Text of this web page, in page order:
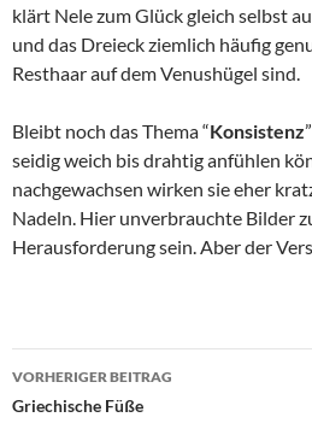
klärt Nele zum Glück gleich selbst
und das Dreieck ziemlich häufig
Resthaar auf dem Venushügel sind.
Bleibt noch das Thema “Konsistenz
seidig weich bis drahtig anfühlen
nachgewachsen wirken sie eher
Nadeln. Hier unverbrauchte Bilder
Herausforderung sein. Aber der
Beitragsnavigation
VORHERIGER BEITRAG
Griechische Füße